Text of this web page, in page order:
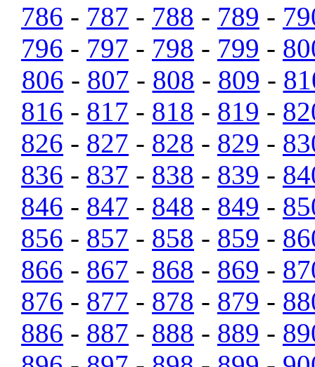
786 - 787 - 788 - 789 -
796 - 797 - 798 - 799 -
806 - 807 - 808 - 809 -
816 - 817 - 818 - 819 -
826 - 827 - 828 - 829 -
836 - 837 - 838 - 839 -
846 - 847 - 848 - 849 -
856 - 857 - 858 - 859 -
866 - 867 - 868 - 869 -
876 - 877 - 878 - 879 -
886 - 887 - 888 - 889 -